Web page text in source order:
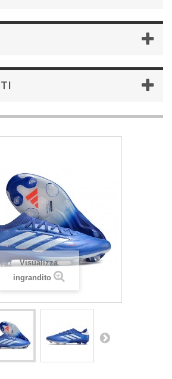
Visualizza
ingrandito